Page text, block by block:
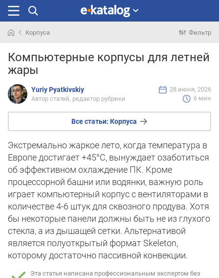
раньше
Корпуса Фильтр
Компьютерные корпусы для летней
жары
Yuriy Pyatkivskiy
Автор статей, редактор рубрики 6 мин
28 июня, 2026
Все статьи: Корпуса
Экстремально жаркое лето, когда температура в
Европе достигает +45°C, вынуждает озаботиться
об эффективном охлаждение ПК. Кроме
процессорной башни или водянки, важную роль
играет компьютерный корпус с вентиляторами в
количестве 4-6 штук для сквозного продува. Хотя
бы некоторые панели должны быть не из глухого
стекла, а из дышащей сетки. Альтернативой
является полуоткрытый формат Skeleton,
которому достаточно пассивной конвекции.
Эта статья написана профессиональным экспертом без